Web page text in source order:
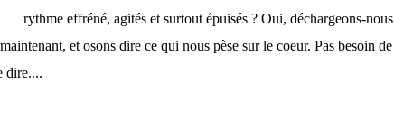
rythme effréné, agités et surtout épuisés ? Oui, déchargeons-nous
et osons dire ce qui nous pèse sur le coeur. Pas besoin de
dire....